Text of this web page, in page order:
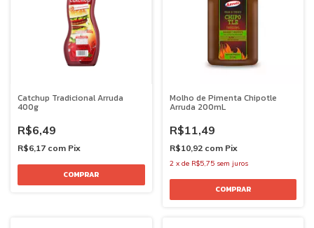
Catchup Tradicional Arruda
400g
R$6,49
R$6,17 com Pix
Molho de Pimenta Chipotle
Arruda 200mL
R$11,49
R$10,92 com Pix
2 x de R$5,75 sem juros